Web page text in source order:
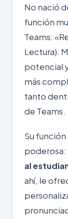
No nació
función
Teams:
Lectura).
potencial
más
tanto
de Teams.
Su
poderosa:
al
ahí, le